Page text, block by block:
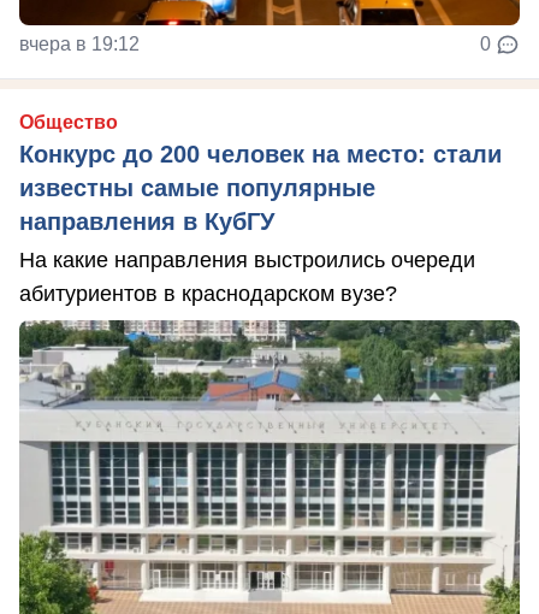
вчера в 19:12 0
Общество
Конкурс до 200 человек на место: стали
известны самые популярные
направления в КубГУ
На какие направления выстроились очереди
абитуриентов в краснодарском вузе?